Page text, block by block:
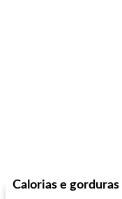
Calorias e gorduras